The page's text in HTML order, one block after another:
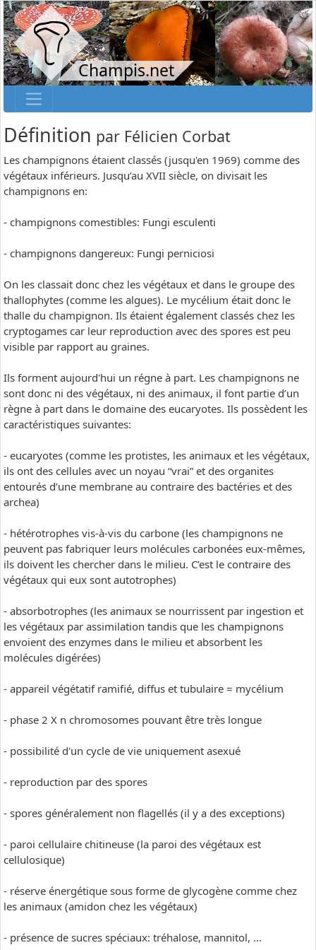
Champis.net
Définition par Félicien Corbat
Les champignons étaient classés (jusqu'en 1969) comme des
végétaux inférieurs. Jusqu’au XVII siècle, on divisait les
champignons en:
- champignons comestibles: Fungi esculenti
- champignons dangereux: Fungi perniciosi
On les classait donc chez les végétaux et dans le groupe des
thallophytes (comme les algues). Le mycélium était donc le
thalle du champignon. Ils étaient également classés chez les
cryptogames car leur reproduction avec des spores est peu
visible par rapport au graines.
Ils forment aujourd'hui un régne à part. Les champignons ne
sont donc ni des végétaux, ni des animaux, il font partie d’un
règne à part dans le domaine des eucaryotes. Ils possèdent les
caractéristiques suivantes:
- eucaryotes (comme les protistes, les animaux et les végétaux,
ils ont des cellules avec un noyau “vrai” et des organites
entourés d’une membrane au contraire des bactéries et des
archea)
- hétérotrophes vis-à-vis du carbone (les champignons ne
peuvent pas fabriquer leurs molécules carbonées eux-mêmes,
ils doivent les chercher dans le milieu. C’est le contraire des
végétaux qui eux sont autotrophes)
- absorbotrophes (les animaux se nourrissent par ingestion et
les végétaux par assimilation tandis que les champignons
envoient des enzymes dans le milieu et absorbent les
molécules digérées)
- appareil végétatif ramifié, diffus et tubulaire = mycélium
- phase 2 X n chromosomes pouvant être très longue
- possibilité d'un cycle de vie uniquement asexué
- reproduction par des spores
- spores généralement non flagellés (il y a des exceptions)
- paroi cellulaire chitineuse (la paroi des végétaux est
cellulosique)
- réserve énergétique sous forme de glycogène comme chez
les animaux (amidon chez les végétaux)
- présence de sucres spéciaux: tréhalose, mannitol, ...